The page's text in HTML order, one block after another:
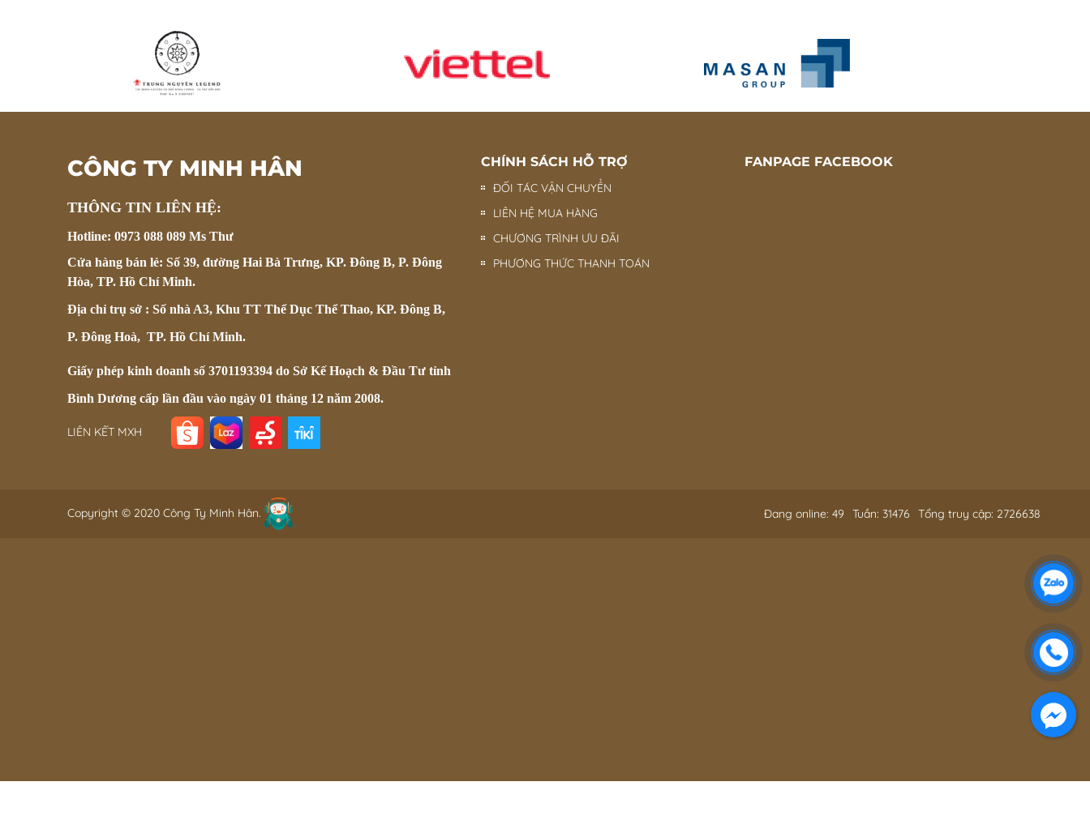
CÔNG TY MINH HÂN
THÔNG TIN LIÊN HỆ:
Hotline: 0973 088 089 Ms Thư
Cửa hàng bán lẻ: Số 39, đường Hai Bà Trưng, KP. Đông B, P. Đông
Hòa, TP. Hồ Chí Minh.
Địa chỉ trụ sở : Số nhà A3, Khu TT Thể Dục Thể Thao, KP. Đông B,
P. Đông Hoà, TP. Hồ Chí Minh.
Giấy phép kinh doanh số 3701193394 do Sở Kế Hoạch & Đầu Tư tỉnh
Bình Dương cấp lần đầu vào ngày 01 tháng 12 năm 2008.
LIÊN KẾT MXH
CHÍNH SÁCH HỖ TRỢ
ĐỐI TÁC VẬN CHUYỂN
LIÊN HỆ MUA HÀNG
CHƯƠNG TRÌNH ƯU ĐÃI
PHƯƠNG THỨC THANH TOÁN
FANPAGE FACEBOOK
Copyright © 2020 Công Ty Minh Hân. Đang online: 49 Tuần: 31476 Tổng truy cập: 2726638